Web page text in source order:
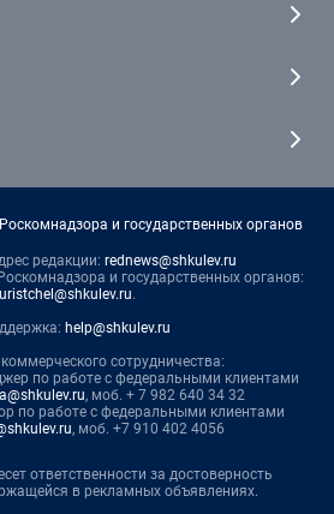
и государственных органов
редакции: rednews@shkulev.ru
и государственных органов:
.
help@shkulev.ru
сотрудничества:
по работе с федеральными клиентами
, моб. + 7 982 640 34 32
по работе с федеральными клиентами
, моб. +7 910 402 4056
ответственности за достоверность
в рекламных объявлениях.